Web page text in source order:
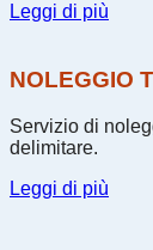
Leggi di più
NOLEGGIO
Servizio di
delimitare.
Leggi di più